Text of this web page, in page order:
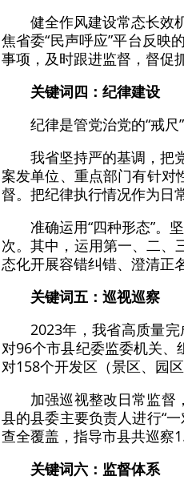
健全作风建设常态长效
焦省委“民声呼应”平台反映
事项，及时跟进监督，督促
关键词四：纪律建设
纪律是管党治党的“戒尺
我省坚持严的基调，把
案发单位、重点部门有针对
督。把纪律执行情况作为日
准确运用“四种形态”。
次。其中，运用第一、二、
态化开展容错纠错、澄清正
关键词五：巡视巡察
2023年，我省高质量
对96个市县纪委监委机关、
对158个开发区（景区、园
加强巡视整改日常监督
县的县委主要负责人进行“
查全覆盖，指导市县共巡察
关键词六：监督体系